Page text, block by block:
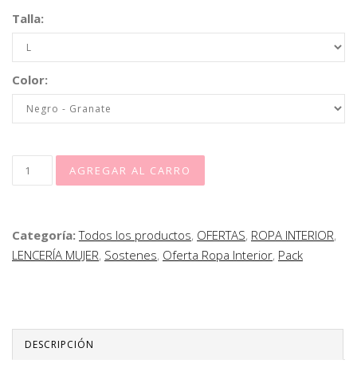
Talla:
Color:
Categoría:Todos los productos, OFERTAS, ROPA INTERIOR,
LENCERÍA MUJER, Sostenes, Oferta Ropa Interior, Pack
DESCRIPCIÓN